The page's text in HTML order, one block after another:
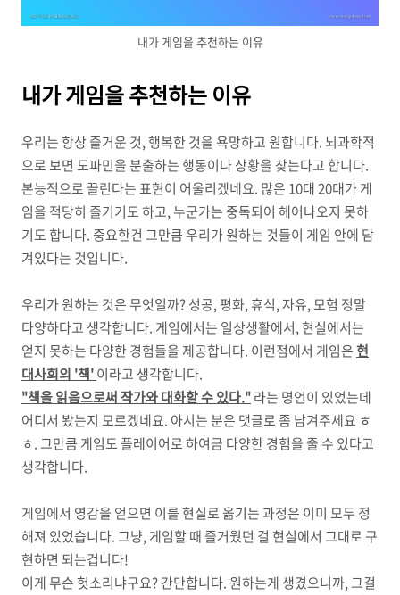
내가 게임을 추천하는 이유
내가 게임을 추천하는 이유
우리는 항상 즐거운 것, 행복한 것을 욕망하고 원합니다. 뇌과학적
으로 보면 도파민을 분출하는 행동이나 상황을 찾는다고 합니다.
본능적으로 끌린다는 표현이 어울리겠네요. 많은 10대 20대가 게
임을 적당히 즐기기도 하고, 누군가는 중독되어 헤어나오지 못하
기도 합니다. 중요한건 그만큼 우리가 원하는 것들이 게임 안에 담
겨있다는 것입니다.
우리가 원하는 것은 무엇일까? 성공, 평화, 휴식, 자유, 모험 정말
다양하다고 생각합니다. 게임에서는 일상생활에서, 현실에서는
얻지 못하는 다양한 경험들을 제공합니다. 이런점에서 게임은현
대사회의 '책'이라고 생각합니다.
"책을 읽음으로써 작가와 대화할 수 있다."라는 명언이 있었는데
어디서 봤는지 모르겠네요. 아시는 분은 댓글로 좀 남겨주세요 ㅎ
ㅎ. 그만큼 게임도 플레이어로 하여금 다양한 경험을 줄 수 있다고
생각합니다.
게임에서 영감을 얻으면 이를 현실로 옮기는 과정은 이미 모두 정
해져 있었습니다. 그냥, 게임할 때 즐거웠던 걸 현실에서 그대로 구
현하면 되는겁니다!
이게 무슨 헛소리냐구요? 간단합니다. 원하는게 생겼으니까, 그걸